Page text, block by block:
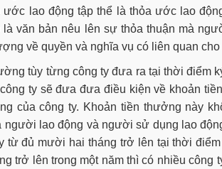
ước lao động tập thể là thỏa ước lao
là văn bản nêu lên sự thỏa thuận mà
về quyền và nghĩa vụ có liên quan
tùy từng công ty đưa ra tại thời điểm
ty sẽ đưa đưa điều kiện về khoản
của công ty. Khoản tiền thưởng này
người lao động và người sử dụng lao
từ đủ mười hai tháng trở lên tại thời
trở lên trong một năm thì có nhiều công